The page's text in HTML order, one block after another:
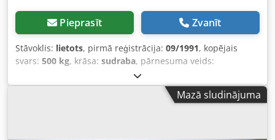
Pieprasīt Zvanīt
Stāvoklis: lietots, pirmā reģistrācija: 09/1991, kopējais
svars: 500 kg, krāsa: sudraba, pārnesuma veids:
, piekares sistēma:cits
Mazā sludinājuma